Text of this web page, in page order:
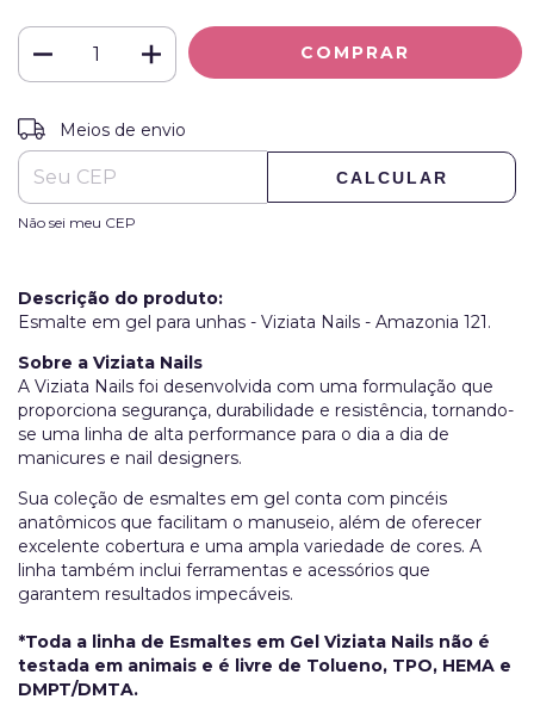
Entregas para o CEP:
Meios de envio
CALCULAR
Não sei meu CEP
Descrição do produto:
Esmalte em gel para unhas - Viziata Nails - Amazonia 121.
Sobre a Viziata Nails
A Viziata Nails foi desenvolvida com uma formulação que
proporciona segurança, durabilidade e resistência, tornando-
se uma linha de alta performance para o dia a dia de
manicures e nail designers.
Sua coleção de esmaltes em gel conta com pincéis
anatômicos que facilitam o manuseio, além de oferecer
excelente cobertura e uma ampla variedade de cores. A
linha também inclui ferramentas e acessórios que
garantem resultados impecáveis.
*Toda a linha de Esmaltes em Gel Viziata Nails não é
testada em animais e é livre de Tolueno, TPO, HEMA e
DMPT/DMTA.